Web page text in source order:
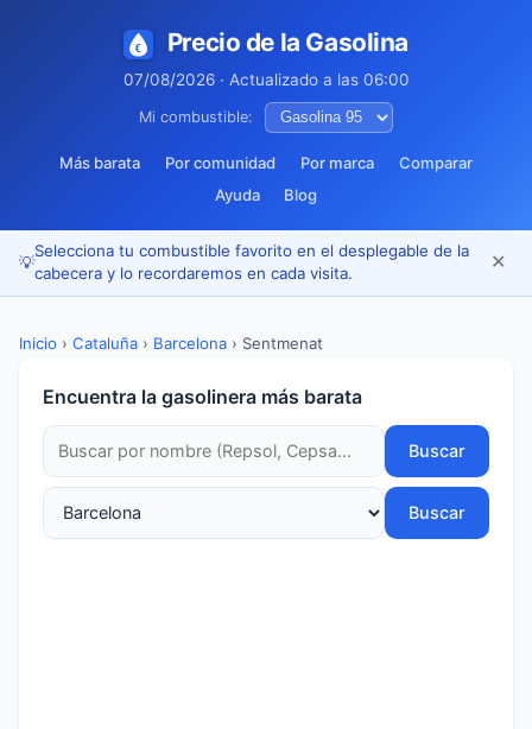
Precio de la Gasolina
07/08/2026 · Actualizado a las 06:00
Mi combustible:
Más barata Por comunidad Por marca
Comparar
Ayuda
Blog
💡
Selecciona tu combustible favorito en el desplegable de la
cabecera y lo recordaremos en cada visita.
✕
Inicio › Cataluña › Barcelona › Sentmenat
Encuentra la gasolinera más barata
Buscar
Buscar